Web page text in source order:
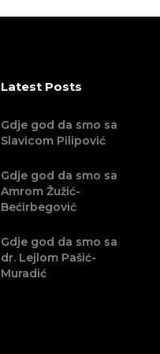
Latest Posts
Gdje god da smo sa
Slavicom Pilipović
Gdje god da smo sa
Amrom Žužić-
Bećirbegović
Gdje god da smo sa
dr. Lejlom Pašić-
Muradić